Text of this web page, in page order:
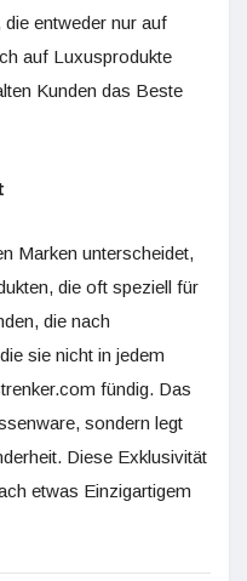
entweder nur auf
auf Luxusprodukte
Kunden das Beste
Marken unterscheidet,
die oft speziell für
die nach
sie nicht in jedem
fündig. Das
sondern legt
Diese Exklusivität
etwas Einzigartigem